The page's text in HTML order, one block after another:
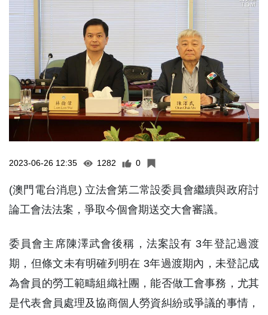
2023-06-26 12:35 1282 0
(澳門電台消息) 立法會第二常設委員會繼續與政府討
論工會法法案，爭取今個會期送交大會審議。
委員會主席陳澤武會後稱，法案設有 3年登記過渡
期，但條文未有明確列明在 3年過渡期內，未登記成
為會員的勞工範疇組織社團，能否做工會事務，尤其
是代表會員處理及協商個人勞資糾紛或爭議的事情，